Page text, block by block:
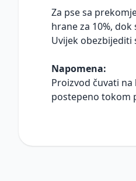
Za pse sa
hrane za 10%,
Uvijek obezbijediti
Napomena:
Proizvod čuvati
postepeno tokom